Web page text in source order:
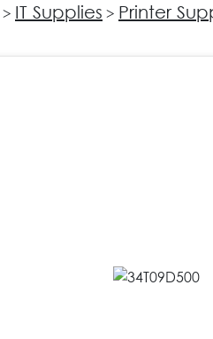
> IT Supplies > Printer